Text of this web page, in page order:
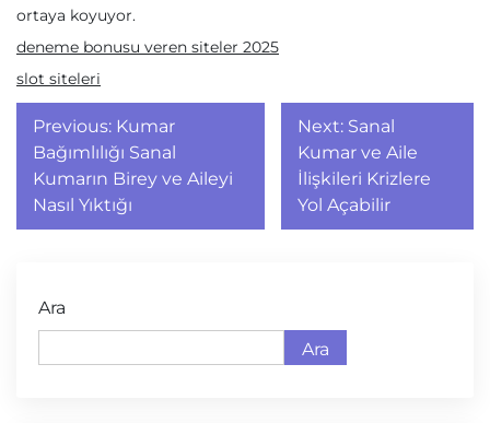
ortaya koyuyor.
deneme bonusu veren siteler 2025
slot siteleri
Yazı
gezinmesi
Previous: Kumar
Bağımlılığı Sanal
Kumarın Birey ve Aileyi
Nasıl Yıktığı
Next: Sanal
Kumar ve Aile
İlişkileri Krizlere
Yol Açabilir
Ara
Ara